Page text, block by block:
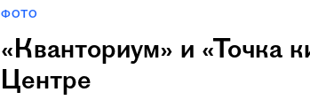
ФОТО
«Кванториум» и «Точка
Центре